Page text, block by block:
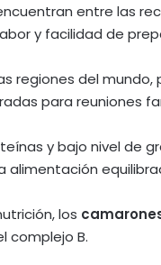
entre las
y facilidad de
regiones del
para reuniones
y bajo nivel de
alimentación
los
complejo B.